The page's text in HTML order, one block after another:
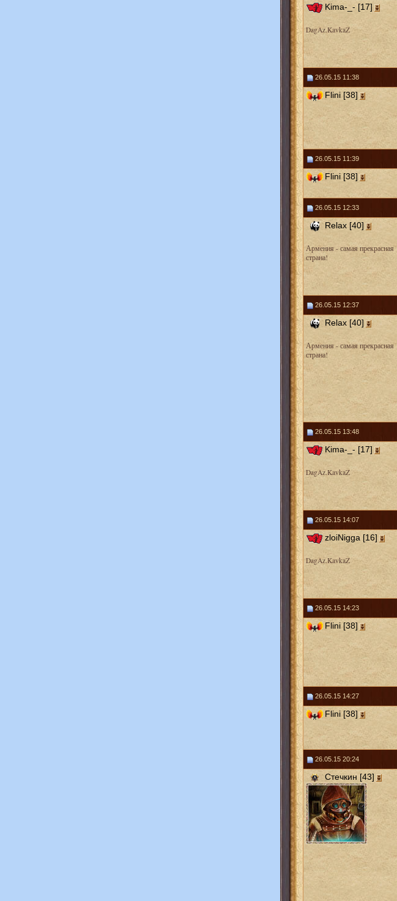
Kima-_- [17]
DagAz.KavkaZ
26.05.15 11:38
Flini [38]
26.05.15 11:39
Flini [38]
26.05.15 12:33
Relax [40]
Армения - самая прекрасная
страна!
26.05.15 12:37
Relax [40]
Армения - самая прекрасная
страна!
26.05.15 13:48
Kima-_- [17]
DagAz.KavkaZ
26.05.15 14:07
zloiNigga [16]
DagAz.KavkaZ
26.05.15 14:23
Flini [38]
26.05.15 14:27
Flini [38]
26.05.15 20:24
Стечкин [43]